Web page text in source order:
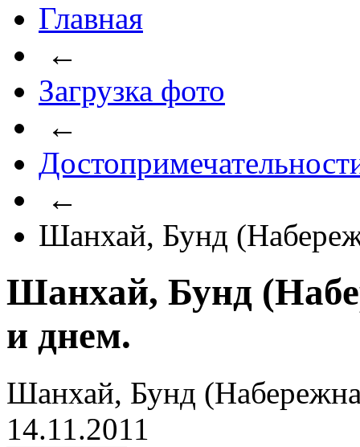
Главная
←
Загрузка фото
←
←
Шанхай, Бунд
Шанхай, Бунд
и днем.
Шанхай, Бунд
14.11.2011